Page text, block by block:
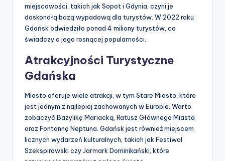
miejscowości, takich jak Sopot i Gdynia, czyni je
doskonałą bazą wypadową dla turystów. W 2022 roku
Gdańsk odwiedziło ponad 4 miliony turystów, co
świadczy o jego rosnącej popularności.
Atrakcyjności Turystyczne
Gdańska
Miasto oferuje wiele atrakcji, w tym Stare Miasto, które
jest jednym z najlepiej zachowanych w Europie. Warto
zobaczyć Bazylikę Mariacką, Ratusz Głównego Miasta
oraz Fontannę Neptuna. Gdańsk jest również miejscem
licznych wydarzeń kulturalnych, takich jak Festiwal
Szekspirowski czy Jarmark Dominikański, które